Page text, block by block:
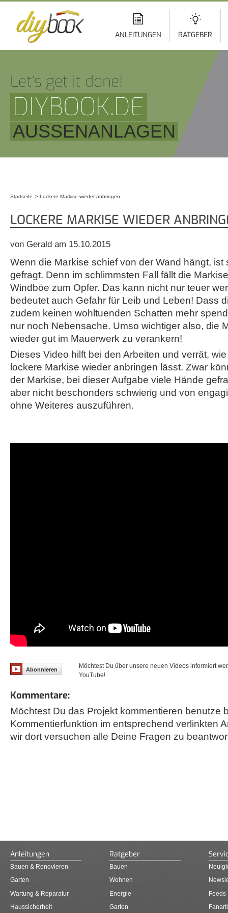
ANLEITUNGEN RATGEBER
Let‘s get it done!
DIYBOOK.DE
AUSSENANLAGEN
Startseite Lockere Markise wieder anbringen
LOCKERE MARKISE WIEDER
von Gerald am 15.10.2015
Wenn die Markise schief von der Wand hängt, ist
gefragt. Denn im schlimmsten Fall fällt die
Windböe zum Opfer. Das kann nicht nur teuer
bedeutet auch Gefahr für Leib und Leben! Dass
zudem keinen wohltuenden Schatten mehr
nur noch Nebensache. Umso wichtiger also, die
wieder gut im Mauerwerk zu verankern!
Dieses Video hilft bei den Arbeiten und verrät,
lockere Markise wieder anbringen lässt. Zwar
der Markise, bei dieser Aufgabe viele Hände
aber nicht beschonders schwierig und von
ohne Weiteres auszuführen.
Abonnieren
Möchtest Du über unsere neuen Videos informiert
YouTube!
Kommentare:
Möchtest Du das Projekt kommentieren benutze
Kommentierfunktion im entsprechend verlinkten
wir dort versuchen alle Deine Fragen zu
Anleitungen
Bauen & Renovieren
Garten
Wartung & Reparatur
Haussicherheit
Ratgeber
Bauen
Wohnen
Energie
Garten
Feeds